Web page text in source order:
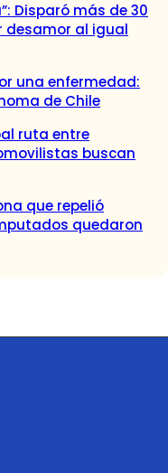
Disparó más de 30
desamor al igual
una enfermedad:
de Chile
ruta entre
buscan
que repelió
quedaron